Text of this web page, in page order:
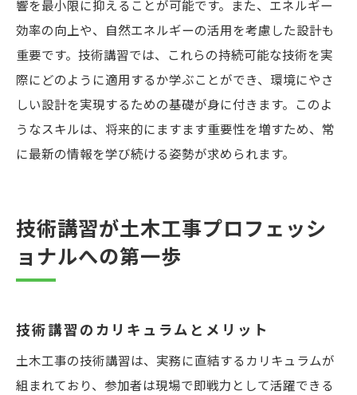
響を最小限に抑えることが可能です。また、エネルギー
効率の向上や、自然エネルギーの活用を考慮した設計も
重要です。技術講習では、これらの持続可能な技術を実
際にどのように適用するか学ぶことができ、環境にやさ
しい設計を実現するための基礎が身に付きます。このよ
うなスキルは、将来的にますます重要性を増すため、常
に最新の情報を学び続ける姿勢が求められます。
技術講習が土木工事プロフェッシ
ョナルへの第一歩
技術講習のカリキュラムとメリット
土木工事の技術講習は、実務に直結するカリキュラムが
組まれており、参加者は現場で即戦力として活躍できる